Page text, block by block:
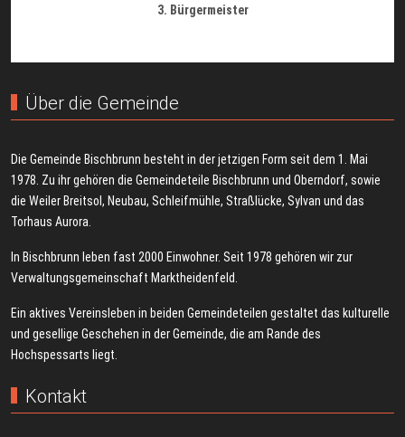
3. Bürgermeister
Über die Gemeinde
Die Gemeinde Bischbrunn besteht in der jetzigen Form seit dem 1. Mai
1978. Zu ihr gehören die Gemeindeteile Bischbrunn und Oberndorf, sowie
die Weiler Breitsol, Neubau, Schleifmühle, Straßlücke, Sylvan und das
Torhaus Aurora.
In Bischbrunn leben fast 2000 Einwohner. Seit 1978 gehören wir zur
Verwaltungsgemeinschaft Marktheidenfeld.
Ein aktives Vereinsleben in beiden Gemeindeteilen gestaltet das kulturelle
und gesellige Geschehen in der Gemeinde, die am Rande des
Hochspessarts liegt.
Kontakt